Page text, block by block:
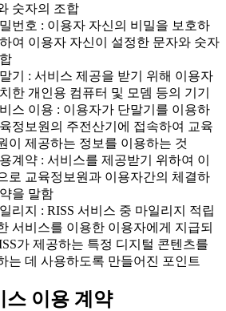
숫자의 조합
번호 : 이용자 자신의 비밀을 보호하
여 이용자 자신이 설정한 문자와 숫자
기 : 서비스 제공을 받기 위해 이용자
한 개인용 컴퓨터 및 모뎀 등의 기기
스 이용 : 이용자가 단말기를 이용하
정보원의 주전산기에 접속하여 교육
이 제공하는 정보를 이용하는 것
계약 : 서비스를 제공받기 위하여 이
로 교육정보원과 이용자간의 체결하
을 말함
리지 : RISS 서비스 중 마일리지 적립
서비스를 이용한 이용자에게 지급되
가 제공하는 특정 디지털 콘텐츠를
는 데 사용하도록 만들어진 포인트
스 이용 계약